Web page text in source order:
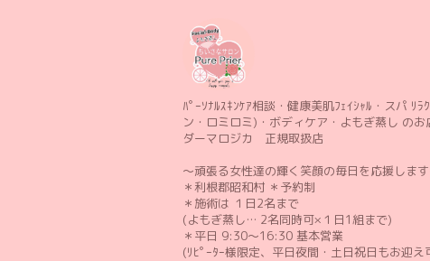
ﾊﾟｰｿﾅﾙｽｷﾝｹｱ相談・健康美肌ﾌｪｲｼｬﾙ・スパ ﾘ
ン・ロミロミ)・ボディケア・よもぎ蒸し のお
ダーマロジカ 正規取扱店
〜頑張る女性達の輝く笑顔の毎日を応援しま
＊利根郡昭和村 ＊予約制
＊施術は １日2名まで
(よもぎ蒸し… 2名同時可×１日1組まで)
＊平日 9:30〜16:30 基本営業
(ﾘﾋﾟｰﾀｰ様限定、平日夜間・土日祝日もお迎